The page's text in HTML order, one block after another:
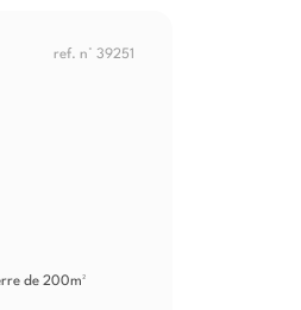
ref. n° 39251
de 200m²